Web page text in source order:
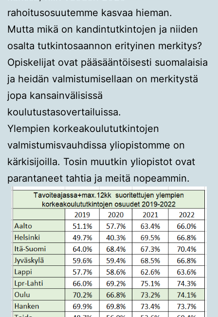
rahoitusosuutemme kasvaa hieman.
Mutta mikä on kandintutkintojen ja niiden
osalta tutkintosaannon erityinen merkitys?
Opiskelijat ovat pääsääntöisesti suomalaisia
ja heidän valmistumisellaan on merkitystä
jopa kansainvälisissä
koulutustasovertailuissa.
Ylempien korkeakoulututkintojen
valmistumisvauhdissa yliopistomme on
kärkisijoilla. Tosin muutkin yliopistot ovat
parantaneet tahtia ja meitä nopeammin.